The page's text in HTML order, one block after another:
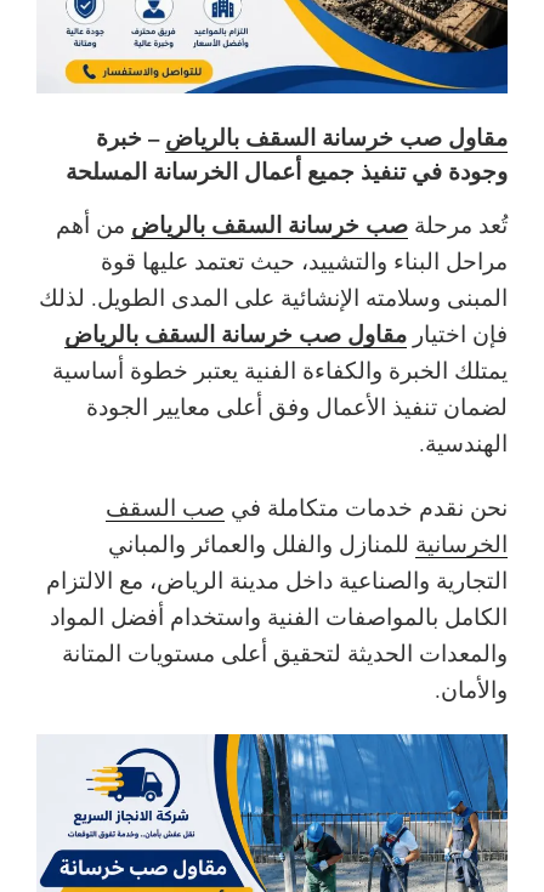
مقاول صب خرسانة السقف بالرياض– خبرة
وجودة في تنفيذ جميع أعمال الخرسانة المسلحة
تُعد مرحلة صب خرسانة السقف بالرياض من أهم
مراحل البناء والتشييد، حيث تعتمد عليها قوة
المبنى وسلامته الإنشائية على المدى الطويل. لذلك
فإن اختيار مقاول صب خرسانة السقف بالرياض
يمتلك الخبرة والكفاءة الفنية يعتبر خطوة أساسية
لضمان تنفيذ الأعمال وفق أعلى معايير الجودة
الهندسية.
نحن نقدم خدمات متكاملة في صب السقف
الخرسانية للمنازل والفلل والعمائر والمباني
التجارية والصناعية داخل مدينة الرياض، مع الالتزام
الكامل بالمواصفات الفنية واستخدام أفضل المواد
والمعدات الحديثة لتحقيق أعلى مستويات المتانة
والأمان.